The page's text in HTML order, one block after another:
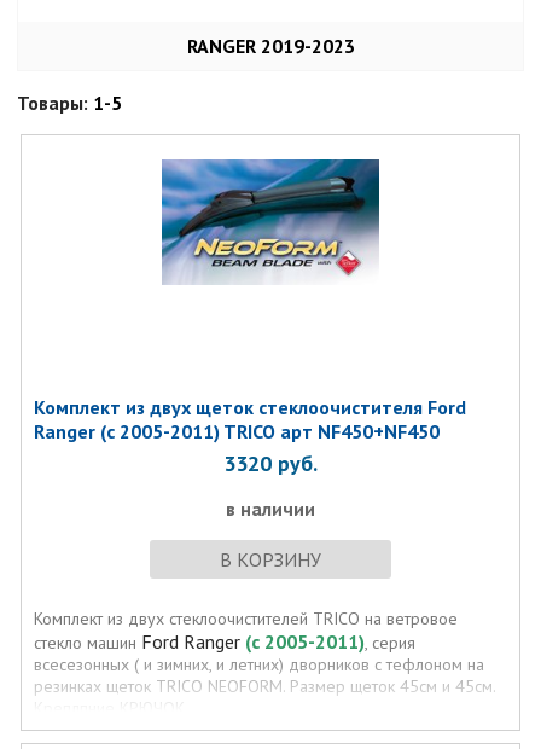
RANGER 2019-2023
Товары: 1-5
Комплект из двух щеток стеклоочистителя Ford
Ranger (с 2005-2011) TRICO арт NF450+NF450
3320 руб.
в наличии
В КОРЗИНУ
Комплект из двух стеклоочистителей TRICO на ветровое
стекло машин Ford Ranger (с 2005-2011), серия
всесезонных ( и зимних, и летних) дворников с тефлоном на
резинках щеток TRICO NEOFORM. Размер щеток 45см и 45см.